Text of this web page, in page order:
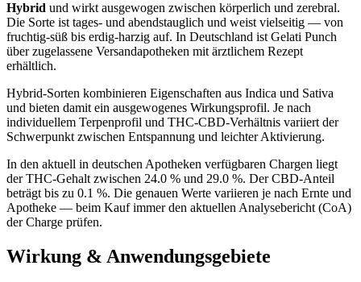
Hybrid und wirkt ausgewogen zwischen körperlich und zerebral.
Die Sorte ist tages- und abendstauglich und weist vielseitig — von
fruchtig-süß bis erdig-harzig auf. In Deutschland ist Gelati Punch
über zugelassene Versandapotheken mit ärztlichem Rezept
erhältlich.
Hybrid-Sorten kombinieren Eigenschaften aus Indica und Sativa
und bieten damit ein ausgewogenes Wirkungsprofil. Je nach
individuellem Terpenprofil und THC-CBD-Verhältnis variiert der
Schwerpunkt zwischen Entspannung und leichter Aktivierung.
In den aktuell in deutschen Apotheken verfügbaren Chargen liegt
der THC-Gehalt zwischen 24.0 % und 29.0 %. Der CBD-Anteil
beträgt bis zu 0.1 %. Die genauen Werte variieren je nach Ernte und
Apotheke — beim Kauf immer den aktuellen Analysebericht (CoA)
der Charge prüfen.
Wirkung & Anwendungsgebiete